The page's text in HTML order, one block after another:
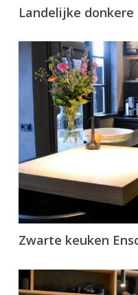
Landelijke donkere
Zwarte keuken